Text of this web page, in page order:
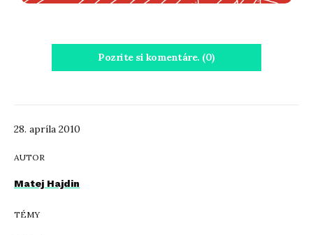
28. apríla 2010
AUTOR
Matej Hajdin
TÉMY
Pozrite si komentáre. (0)